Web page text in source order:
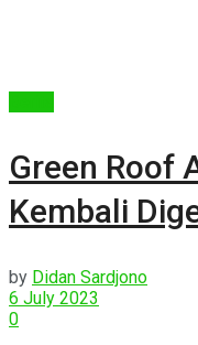
Green Roof
Kembali
by Didan Sardjono
6 July 2023
0